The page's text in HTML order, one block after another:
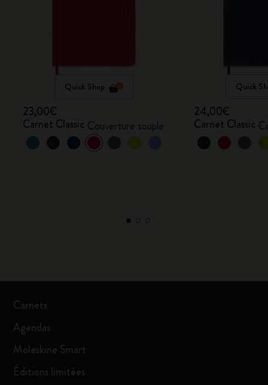
Quick Shop
23,00€
Carnet Classic Couverture souple
Quick
24,00€
Carnet Classic
Carnets
Agendas
Moleskine Smart
Éditions limitées